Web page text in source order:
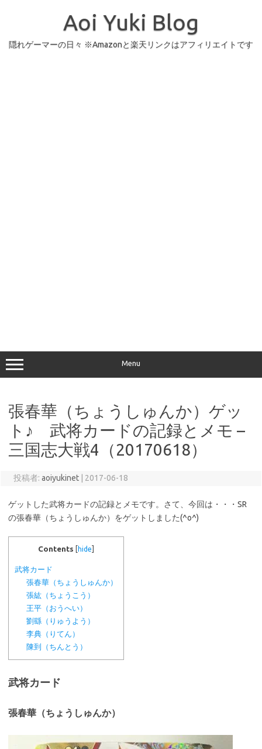
Aoi Yuki Blog
隠れゲーマーの日々 ※Amazonと楽天リンクはアフィリエイトです
Menu
張春華（ちょうしゅんか）ゲッ
ト♪ 武将カードの記録とメモ –
三国志大戦4（20170618）
投稿者: aoiyukinet 2017-06-18
ゲットした武将カードの記録とメモです。さて、今回は・・・SR
の張春華（ちょうしゅんか）をゲットしました(^o^)
Contents [ hide
武将カード
張春華（ちょうしゅんか）
張紘（ちょうこう）
王平（おうへい）
劉繇（りゅうよう）
李典（りてん）
陳到（ちんとう）
武将カード
張春華（ちょうしゅんか）